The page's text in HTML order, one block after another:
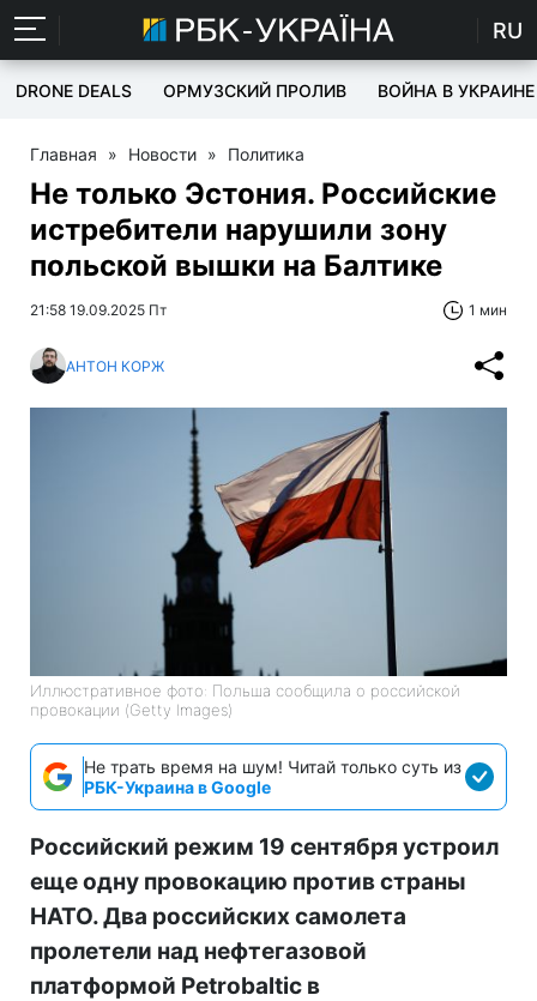
RU
DRONE DEALS ОРМУЗСКИЙ ПРОЛИВ ВОЙНА В УКРАИНЕ
Главная » Новости » Политика
Не только Эстония. Российские
истребители нарушили зону
польской вышки на Балтике
21:58 19.09.2025 Пт 1 мин
АНТОН КОРЖ
Иллюстративное фото: Польша сообщила о российской
провокации (Getty Images)
Не трать время на шум! Читай только суть из
РБК-Украина в Google
Российский режим 19 сентября устроил
еще одну провокацию против страны
НАТО. Два российских самолета
пролетели над нефтегазовой
платформой Petrobaltic в